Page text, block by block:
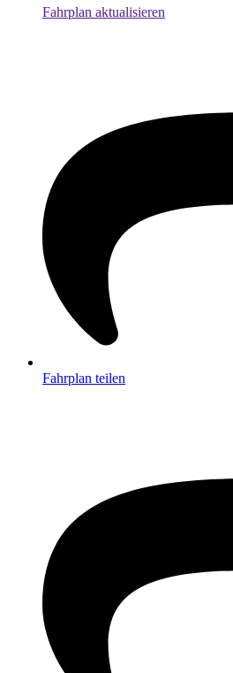
Fahrplan aktualisieren
Fahrplan teilen